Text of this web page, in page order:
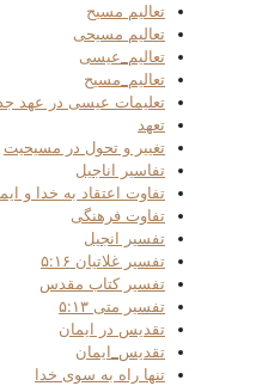
تعالیم مسیح
تعالیم مسیحی
تعالیم_عیسی
تعالیم_مسیح
تعلیمات عیسی در عهد
تعهد
تغییر و تحول در مسیحیت
تفاسیر اناجیل
تفاوت اعتقاد به خدا و
تفاوت فرهنگی
تفسیر انجیل
تفسیر غلاتیان ۵:۱۶
تفسیر کتاب مقدس
تفسیر متی ۵:۱۳
تقدیس در ایمان
تقدیس_ایمان
تنها راه به سوی خدا